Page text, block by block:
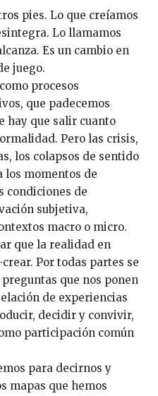
Lo llamamos
Es un cambio en
juego.
procesos
que padecemos
hay que salir cuanto
Pero las crisis,
los colapsos de sentido
los momentos de
condiciones de
subjetiva,
macro o micro.
que la realidad en
Por todas partes se
que nos ponen
de experiencias
decidir y convivir,
participación común
para decirnos y
mapas que hemos